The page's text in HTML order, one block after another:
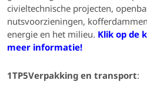
civieltechnische projecten,
nutsvoorzieningen,
energie en het milieu. Klik op de
meer informatie!
1TP5Verpakking en transport: